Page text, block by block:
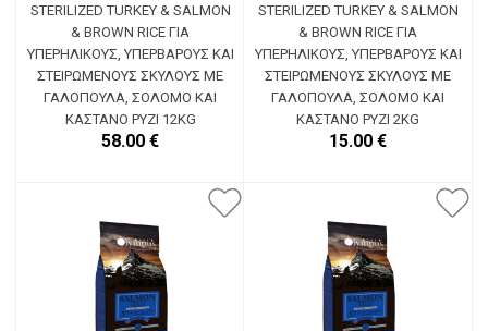
STERILIZED TURKEY & SALMON
& BROWN RICE ΓΙΑ
ΥΠΕΡΉΛΙΚΟΥΣ, ΥΠΈΡΒΑΡΟΥΣ ΚΑΙ
ΣΤΕΙΡΩΜΈΝΟΥΣ ΣΚΎΛΟΥΣ ΜΕ
ΓΑΛΟΠΟΎΛΑ, ΣΟΛΟΜΌ ΚΑΙ
ΚΑΣΤΑΝΌ ΡΎΖΙ 12KG
58.00 €
STERILIZED TURKEY & SALMON
& BROWN RICE ΓΙΑ
ΥΠΕΡΉΛΙΚΟΥΣ, ΥΠΈΡΒΑΡΟΥΣ ΚΑΙ
ΣΤΕΙΡΩΜΈΝΟΥΣ ΣΚΎΛΟΥΣ ΜΕ
ΓΑΛΟΠΟΎΛΑ, ΣΟΛΟΜΌ ΚΑΙ
ΚΑΣΤΑΝΌ ΡΎΖΙ 2KG
15.00 €